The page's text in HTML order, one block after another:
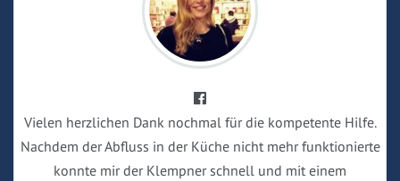
Vielen herzlichen Dank nochmal für die kompetente Hilfe.
Nachdem der Abfluss in der Küche nicht mehr funktionierte
konnte mir der Klempner schnell und mit einem